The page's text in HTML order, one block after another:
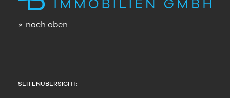
» nach oben
SEITENÜBERSICHT: